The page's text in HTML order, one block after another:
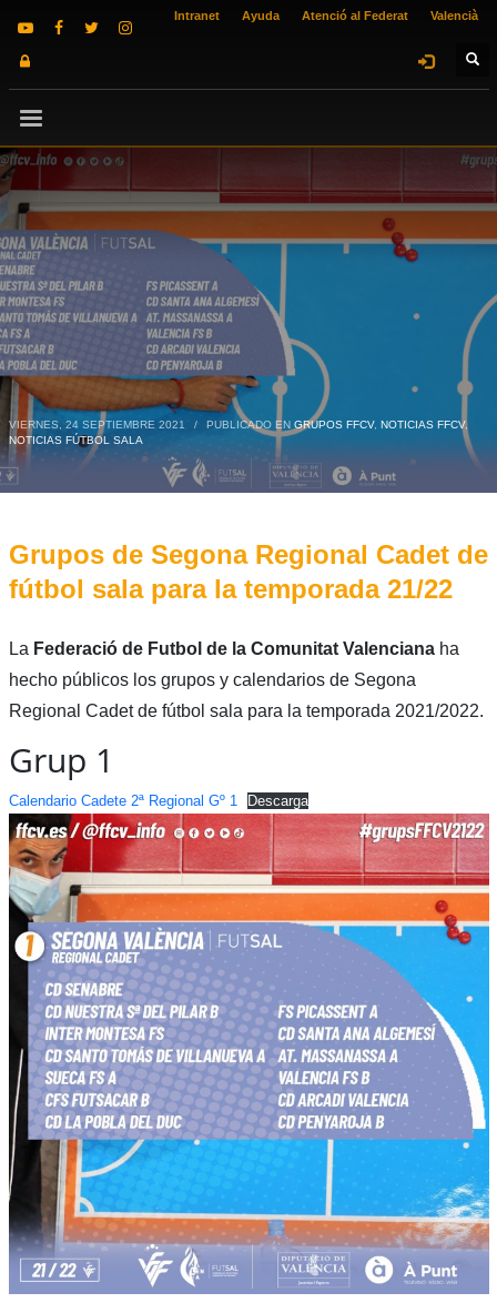
Intranet Ayuda Atenció al Federat Valencià
VIERNES, 24 SEPTIEMBRE 2021 / PUBLICADO EN GRUPOS FFCV, NOTICIAS FFCV,
NOTICIAS FÚTBOL SALA
Grupos de Segona Regional Cadet de
fútbol sala para la temporada 21/22
La Federació de Futbol de la Comunitat Valencianaha
hecho públicos los grupos y calendarios de Segona
Regional Cadet de fútbol sala para la temporada 2021/2022.
Grup 1
Calendario Cadete 2ª Regional Gº 1 Descarga